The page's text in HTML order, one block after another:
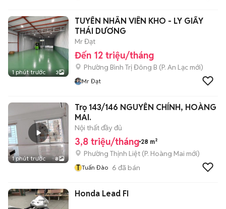
1 phút trước 3
TUYỂN NHÂN VIÊN KHO - LY GIẤY
THÁI DƯƠNG
Mr Đạt
Đến 12 triệu/tháng
Phường Bình Trị Đông B (P. An Lạc mới)
Mr Đạt
1 phút trước 8
Trọ 143/146 NGUYỄN CHÍNH, HOÀNG
MAI.
Nội thất đầy đủ
3,8 triệu/tháng 28 m²
Phường Thịnh Liệt (P. Hoàng Mai mới)
T Tuấn Đào 6 đã bán
Honda Lead FI